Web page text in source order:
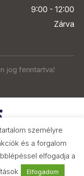
9:00 - 12:00
Zárva
jog fenntartva!
személyre
és a forgalom
elfogadja a
Elfogadom